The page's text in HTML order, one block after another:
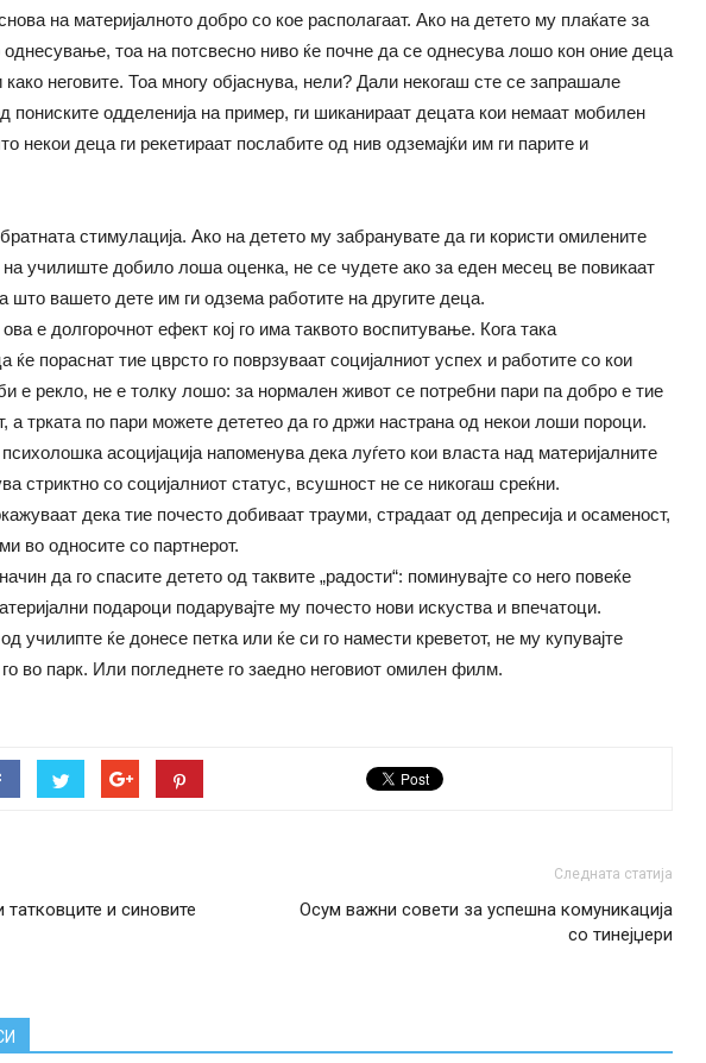
на материјалното добро со кое располагаат. Ако на детето му плаќате за
однесување, тоа на потсвесно ниво ќе почне да се однесува лошо кон оние деца
како неговите. Тоа многу објаснува, нели? Дали некогаш сте се запрашале
пониските одделенија на пример, ги шиканираат децата кои немаат мобилен
некои деца ги рекетираат послабите од нив одземајќи им ги парите и
стимулација. Ако на детето му забранувате да ги користи омилените
училиште добило лоша оценка, не се чудете ако за еден месец ве повикаат
што вашето дете им ги одзема работите на другите деца.
е долгорочнот ефект кој го има таквото воспитување. Кога така
ќе пораснат тие цврсто го поврзуваат социјалниот успех и работите со кои
е рекло, не е толку лошо: за нормален живот се потребни пари па добро е тие
а трката по пари можете дететео да го држи настрана од некои лоши пороци.
асоцијација напоменува дека луѓето кои власта над материјалните
стриктно со социјалниот статус, всушност не се никогаш среќни.
дека тие почесто добиваат трауми, страдаат од депресија и осаменост,
во односите со партнерот.
да го спасите детето од таквите „радости“: поминувајте со него повеќе
подароци подарувајте му почесто нови искуства и впечатоци.
училипте ќе донесе петка или ќе си го намести креветот, не му купувајте
во парк. Или погледнете го заедно неговиот омилен филм.
и синовите
Следната статија
Осум важни совети за успешна комуникација
со тинејџери